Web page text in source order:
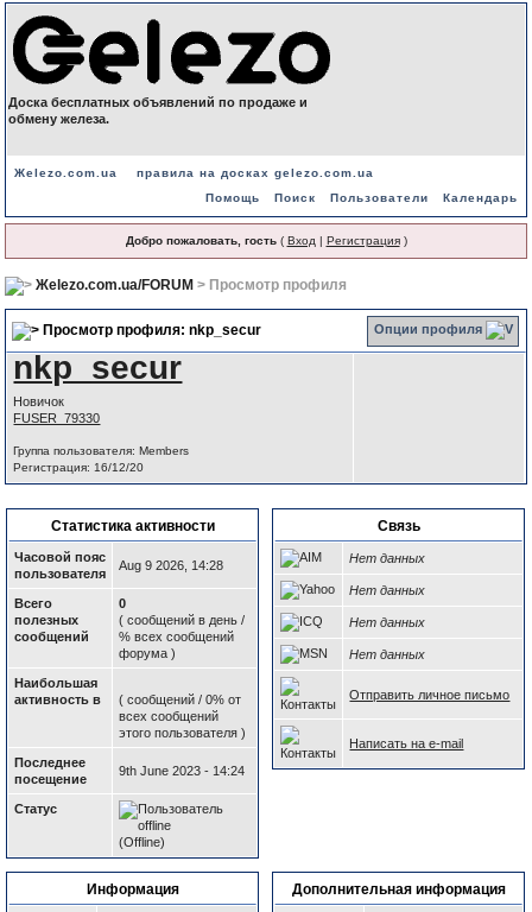
Доска бесплатных объявлений по продаже и
обмену железа.
Жelezo.com.ua
правила на досках gelezo.com.ua
Помощь
Поиск Пользователи Календарь
Добро пожаловать, гость( Вход | Регистрация)
Жelezo.com.ua/FORUM > Просмотр профиля
Просмотр профиля: nkp_secur Опции профиля
nkp_secur
Новичок
FUSER_79330
Группа пользователя: Members
Регистрация: 16/12/20
Статистика активности
Часовой пояс
пользователя
Aug 9 2026, 14:28
Всего
полезных
сообщений
0
( сообщений в день /
% всех сообщений
форума )
Наибольшая
активность в
( сообщений / 0% от
всех сообщений
этого пользователя )
Последнее
посещение
9th June 2023 - 14:24
Статус
(Offline)
Связь
Нет данных
Нет данных
Нет данных
Нет данных
Отправить личное письмо
Написать на e-mail
Информация Дополнительная информация